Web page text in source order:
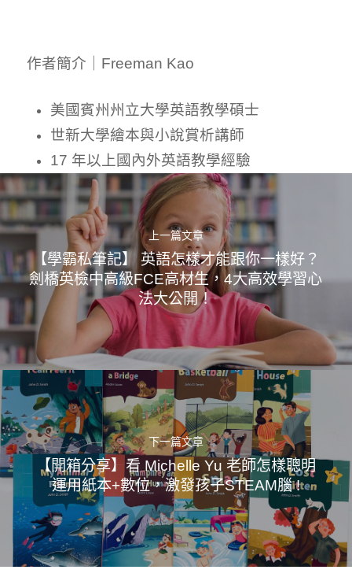
作者簡介｜Freeman Kao
美國賓州州立大學英語教學碩士
世新大學繪本與小說賞析講師
17 年以上國內外英語教學經驗
上一篇文章
【學霸私筆記】 英語怎樣才能跟你一樣好？
劍橋英檢中高級FCE高材生，4大高效學習心
法大公開！
下一篇文章
【開箱分享】看 Michelle Yu 老師怎樣聰明
運用紙本+數位，激發孩子STEAM腦 !